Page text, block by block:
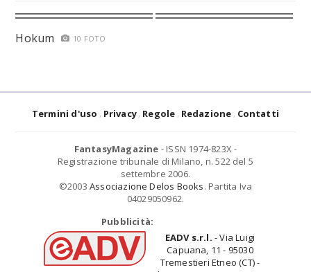
Hokum 10 FOTO
Termini d'uso Privacy Regole Redazione Contatti
FantasyMagazine - ISSN 1974-823X -
Registrazione tribunale di Milano, n. 522 del 5
settembre 2006.
©2003 Associazione Delos Books. Partita Iva
04029050962.
Pubblicità:
EADV s.r.l. - Via Luigi
Capuana, 11 - 95030
Tremestieri Etneo (CT) -